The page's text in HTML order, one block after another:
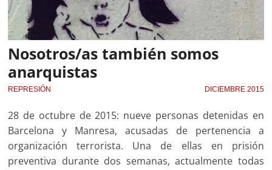
Nosotros/as también somos
anarquistas
REPRESIÓN DICIEMBRE 2015
28 de octubre de 2015: nueve personas detenidas en
Barcelona y Manresa, acusadas de pertenencia a
organización terrorista. Una de ellas en prisión
preventiva durante dos semanas, actualmente todas